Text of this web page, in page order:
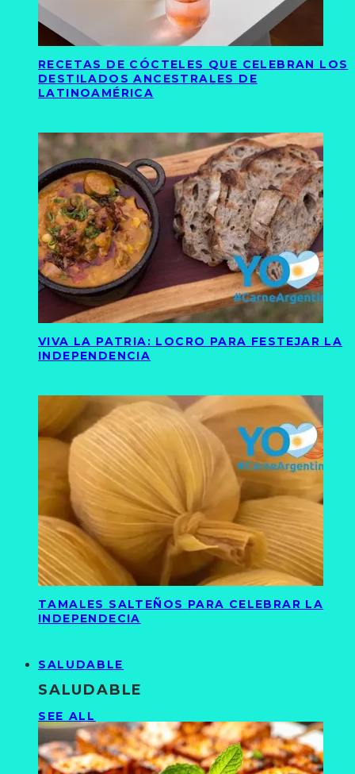
RECETAS DE CÓCTELES QUE CELEBRAN LOS
DESTILADOS ANCESTRALES DE
LATINOAMÉRICA
VIVA LA PATRIA: LOCRO PARA FESTEJAR LA
INDEPENDENCIA
TAMALES SALTEÑOS PARA CELEBRAR LA
INDEPENDECIA
SALUDABLE
SALUDABLE
SEE ALL